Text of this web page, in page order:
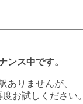
ンス中です。
ありませんが、
お試しください。